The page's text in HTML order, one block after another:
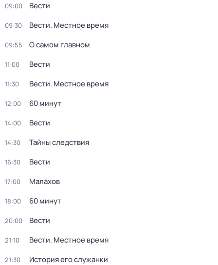
09:00 Вести
09:30 Вести. Местное время
09:55 О самом главном
11:00 Вести
11:30 Вести. Местное время
12:00 60 минут
14:00 Вести
14:30 Тайны следствия
16:30 Вести
17:00 Малахов
18:00 60 минут
20:00 Вести
21:10 Вести. Местное время
21:30 История его служанки